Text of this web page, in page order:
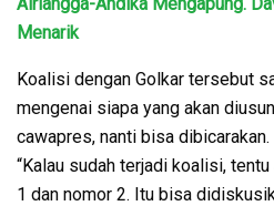
Menarik
Koalisi dengan Golkar tersebut
mengenai siapa yang akan
cawapres, nanti bisa dibicarakan.
“Kalau sudah terjadi koalisi,
1 dan nomor 2. Itu bisa